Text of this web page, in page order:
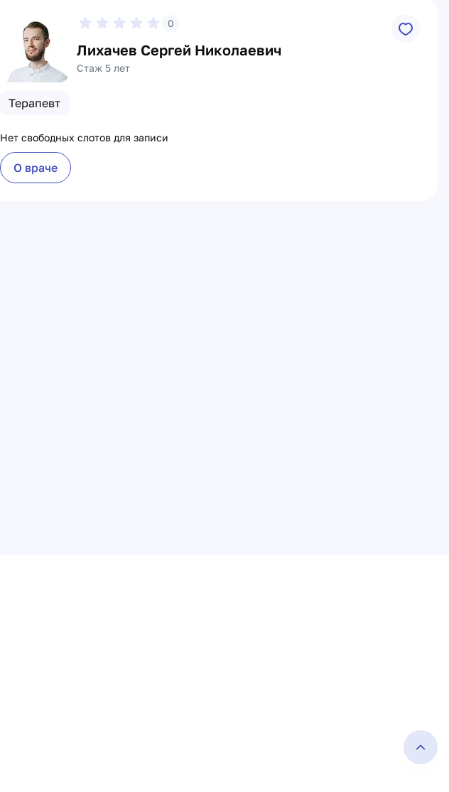
0
Лихачев Сергей Николаевич
Стаж 5 лет
Терапевт
Нет свободных слотов для записи
О враче